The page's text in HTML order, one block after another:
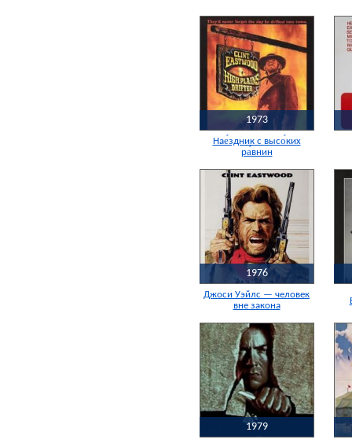
Нае́здник с высо́ких
ра́внин
1973
Джоси Уэйлс — человек
вне закона
1976
1979